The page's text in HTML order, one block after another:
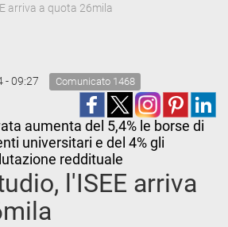
arriva a quota 26mila
- 09:27 Comunicato 1468
aumenta del 5,4% le borse di
universitari e del 4% gli
reddituale
l'ISEE arriva